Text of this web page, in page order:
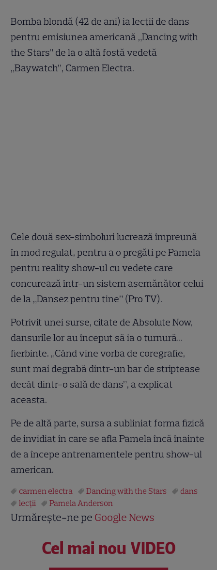
Bomba blondă (42 de ani) ia lecţii de dans
pentru emisiunea americană „Dancing with
the Stars” de la o altă fostă vedetă
„Baywatch”, Carmen Electra.
Cele două sex-simboluri lucrează împreună
în mod regulat, pentru a o pregăti pe Pamela
pentru reality show-ul cu vedete care
concurează într-un sistem asemănător celui
de la „Dansez pentru tine” (Pro TV).
Potrivit unei surse, citate de Absolute Now,
dansurile lor au început să ia o turnură…
fierbinte. „Când vine vorba de coregrafie,
sunt mai degrabă dintr-un bar de striptease
decât dintr-o sală de dans”, a explicat
aceasta.
Pe de altă parte, sursa a subliniat forma fizică
de invidiat în care se afla Pamela încă înainte
de a începe antrenamentele pentru show-ul
american.
carmen electra Dancing with the Stars
dans
lecţii
Pamela Anderson
Urmărește-ne pe Google News
Cel mai nou VIDEO